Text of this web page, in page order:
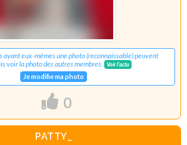
ayant eux-mêmes une photo (reconnaissable) peuvent
voir la photo des autres membres.
Voir l'actu
Je modifie ma photo
0
PATTY_